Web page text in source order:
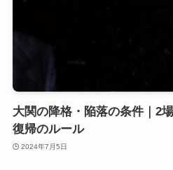
大関の降格・陥落の条件｜2
復帰のルール
2024年7月5日